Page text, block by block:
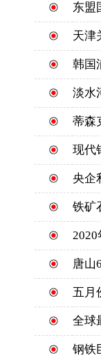
东盟
天津
韩国
淡水
蒂森
现代
央企
铁矿
唐山
五月
全球
钢铁